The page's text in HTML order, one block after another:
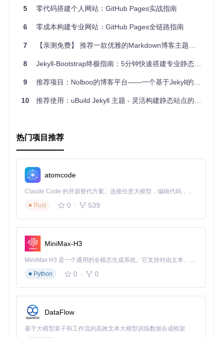
要亲自体验 Simply Jekyll 的魅力，请访问在线示例。如需安
至GitHub。
作为 MIT 许可下的开源项目，Simply Jekyll 不仅是一个优秀
者、博主还是内容创作者，不妨尝试一下，让你的内容在这个
5 零代码搭建个人网站：GitHub Pages实战指南
6 零成本构建专业网站：GitHub Pages全链路指南
7 【亲测免费】 推荐一款优雅的Markdown博客主题：So Simple Theme
8 Jekyll-Bootstrap终极指南：5分钟快速搭建专业静态网站
9 推荐项目：Nolboo的博客平台——一个基于Jekyll的静态网站生成器
10 推荐使用：uBuild Jekyll 主题 - 灵活构建静态站点的新方式
热门项目推荐
atomcode
Claude Code 的开源替代方案。连接任意大模型，编辑代码，运行命令，自动验证 — 全自动执行。用 Rust 构建，极致性能。 ｜ An open-source alternative to Claude Code. Connect any LLM, edit code, run commands, and verify changes — autonomously. Built in Rust for speed. Get Started
Rust
0 539
MiniMax-H3
MiniMax H3 是一个通用的全模态生成系统。它支持对由文本、图像、视频和音频组成的多模态上下文进行统一理解，并能生成分辨率高达 2K、时长可达 15 秒的带原生立体声音频的视频。得益于面向任务泛化的系统设计，H3 在预训练阶段就已具备广泛的多模态上下文理解与生成能力，能够出色地执行复杂的多模态指令。
Python
0 0
DataFlow
基于大模型算子和工作流的高效文本大模型训练数据合成框架